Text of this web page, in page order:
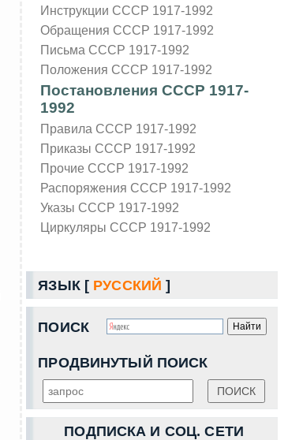
Инструкции СССР 1917-1992
Обращения СССР 1917-1992
Письма СССР 1917-1992
Положения СССР 1917-1992
Постановления СССР 1917-
1992
Правила СССР 1917-1992
Приказы СССР 1917-1992
Прочие СССР 1917-1992
Распоряжения СССР 1917-1992
Указы СССР 1917-1992
Циркуляры СССР 1917-1992
ЯЗЫК [ РУССКИЙ ]
ПОИСК
ПРОДВИНУТЫЙ ПОИСК
ПОДПИСКА И СОЦ. СЕТИ